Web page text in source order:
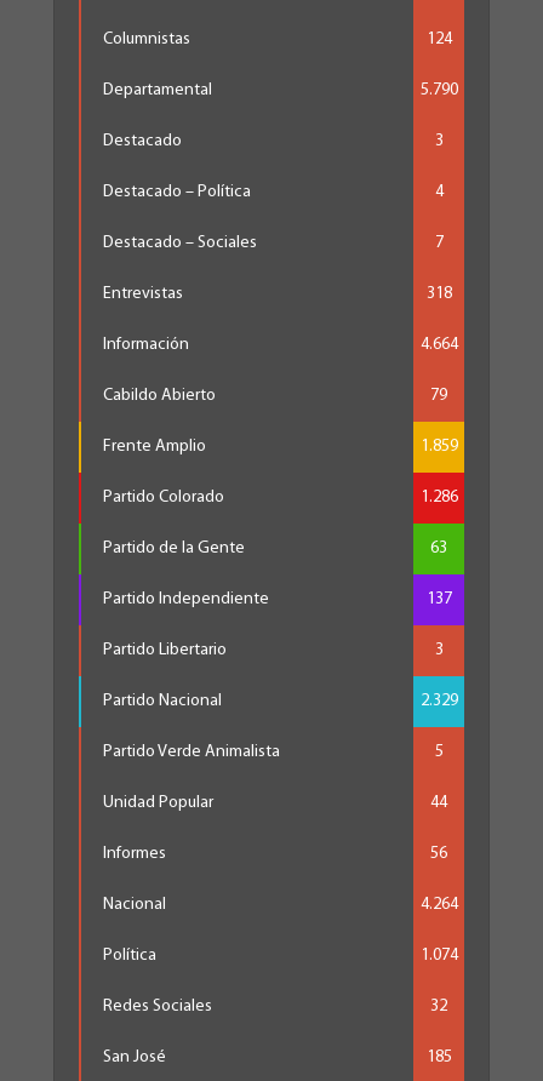
Columnistas 124
Departamental 5.790
Destacado 3
Destacado – Política 4
Destacado – Sociales 7
Entrevistas 318
Información 4.664
Cabildo Abierto 79
Frente Amplio 1.859
Partido Colorado 1.286
Partido de la Gente 63
Partido Independiente 137
Partido Libertario 3
Partido Nacional 2.329
Partido Verde Animalista 5
Unidad Popular 44
Informes 56
Nacional 4.264
Política 1.074
Redes Sociales 32
San José 185